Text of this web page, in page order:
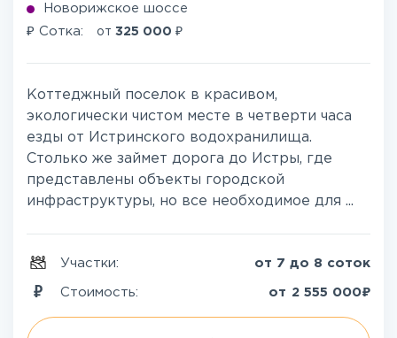
Новорижское шоссе
₽ Сотка: от 325 000 ₽
Коттеджный поселок в красивом,
экологически чистом месте в четверти часа
езды от Истринского водохранилища.
Столько же займет дорога до Истры, где
представлены объекты городской
инфраструктуры, но все необходимое для ...
Участки: от 7 до 8 соток
Стоимость: от 2 555 000₽